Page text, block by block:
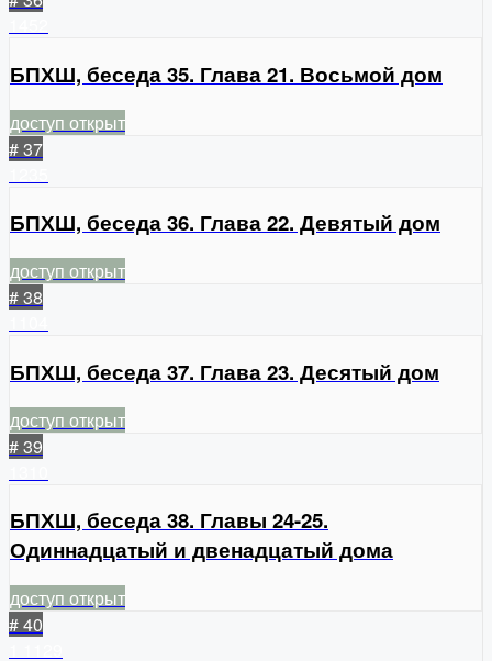
БПХШ, беседа 35. Глава 21. Восьмой дом
доступ открыт
# 37
БПХШ, беседа 36. Глава 22. Девятый дом
доступ открыт
# 38
БПХШ, беседа 37. Глава 23. Десятый дом
доступ открыт
# 39
БПХШ, беседа 38. Главы 24-25.
Одиннадцатый и двенадцатый дома
доступ открыт
# 40